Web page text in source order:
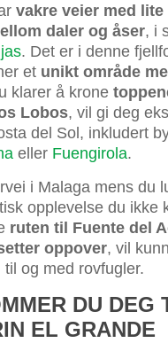
vakre veier med
daler og åser, i
. Det er i denne
et unikt område
klarer å krone
Lobos, vil gi deg
del Sol, inkludert
eller Fuengirola.
i Malaga mens du
opplevelse du ikke
ruten til Fuente del
oppover, vil
og med rovfugler.
DU DEG
EL GRANDE